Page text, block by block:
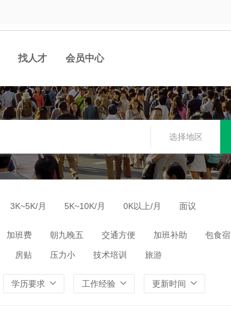
找人才 会员中心
选择地区
3K~5K/月 5K~10K/月 0K以上/月 面议
加班费 朝九晚五 交通方便 加班补助 包食宿
房贴 压力小 技术培训 旅游
学历要求 工作经验 更新时间